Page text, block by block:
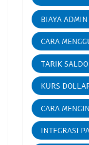
BIAYA ADMIN
CARA
TARIK SALDO
KURS
CARA
INTEGRASI